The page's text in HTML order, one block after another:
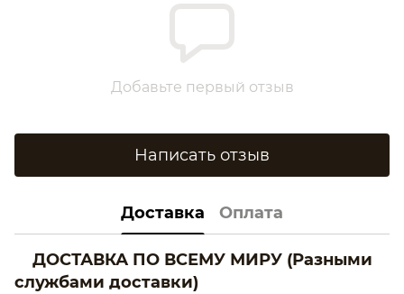
Добавьте первый отзыв
Написать отзыв
Доставка Оплата
ДОСТАВКА ПО ВСЕМУ МИРУ (Разными
службами доставки)